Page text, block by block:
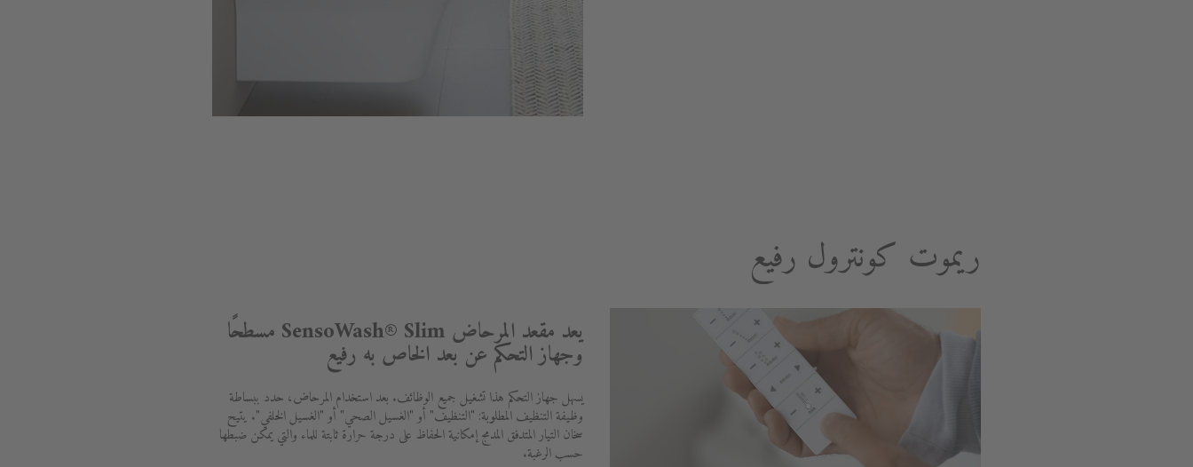
ريموت كونترول رفيع
يعد مقعد المرحاض SensoWash® Slim مسطحًا
وجهاز التحكم عن بعد الخاص به رفيع
يسهل جهاز التحكم هذا تشغيل جميع الوظائف. بعد استخدام المرحاض، حدد ببساطة
وظيفة التنظيف المطلوبة: "التنظيف" أو "الغسيل الصحي" أو "الغسيل الخلفي". يتيح
سخان التيار المتدفق المدمج إمكانية الحفاظ على درجة حرارة ثابتة للماء والتي يمكن ضبطها
حسب الرغبة.